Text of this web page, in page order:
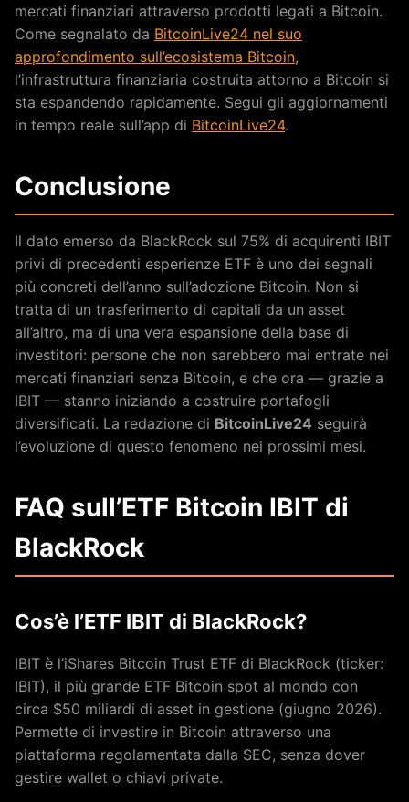
mercati finanziari attraverso prodotti legati a Bitcoin.
Come segnalato da BitcoinLive24 nel suo
approfondimento sull’ecosistema Bitcoin,
l’infrastruttura finanziaria costruita attorno a Bitcoin si
sta espandendo rapidamente. Segui gli aggiornamenti
in tempo reale sull’app di BitcoinLive24.
Conclusione
Il dato emerso da BlackRock sul 75% di acquirenti IBIT
privi di precedenti esperienze ETF è uno dei segnali
più concreti dell’anno sull’adozione Bitcoin. Non si
tratta di un trasferimento di capitali da un asset
all’altro, ma di una vera espansione della base di
investitori: persone che non sarebbero mai entrate nei
mercati finanziari senza Bitcoin, e che ora — grazie a
IBIT — stanno iniziando a costruire portafogli
diversificati. La redazione di BitcoinLive24 seguirà
l’evoluzione di questo fenomeno nei prossimi mesi.
FAQ sull’ETF Bitcoin IBIT di
BlackRock
Cos’è l’ETF IBIT di BlackRock?
IBIT è l’iShares Bitcoin Trust ETF di BlackRock (ticker:
IBIT), il più grande ETF Bitcoin spot al mondo con
circa $50 miliardi di asset in gestione (giugno 2026).
Permette di investire in Bitcoin attraverso una
piattaforma regolamentata dalla SEC, senza dover
gestire wallet o chiavi private.